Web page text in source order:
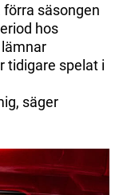
säsongen
hos
tidigare spelat i
säger